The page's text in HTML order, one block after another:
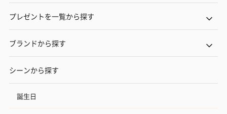
プレゼントを一覧から探す
ブランドから探す
シーンから探す
誕生日